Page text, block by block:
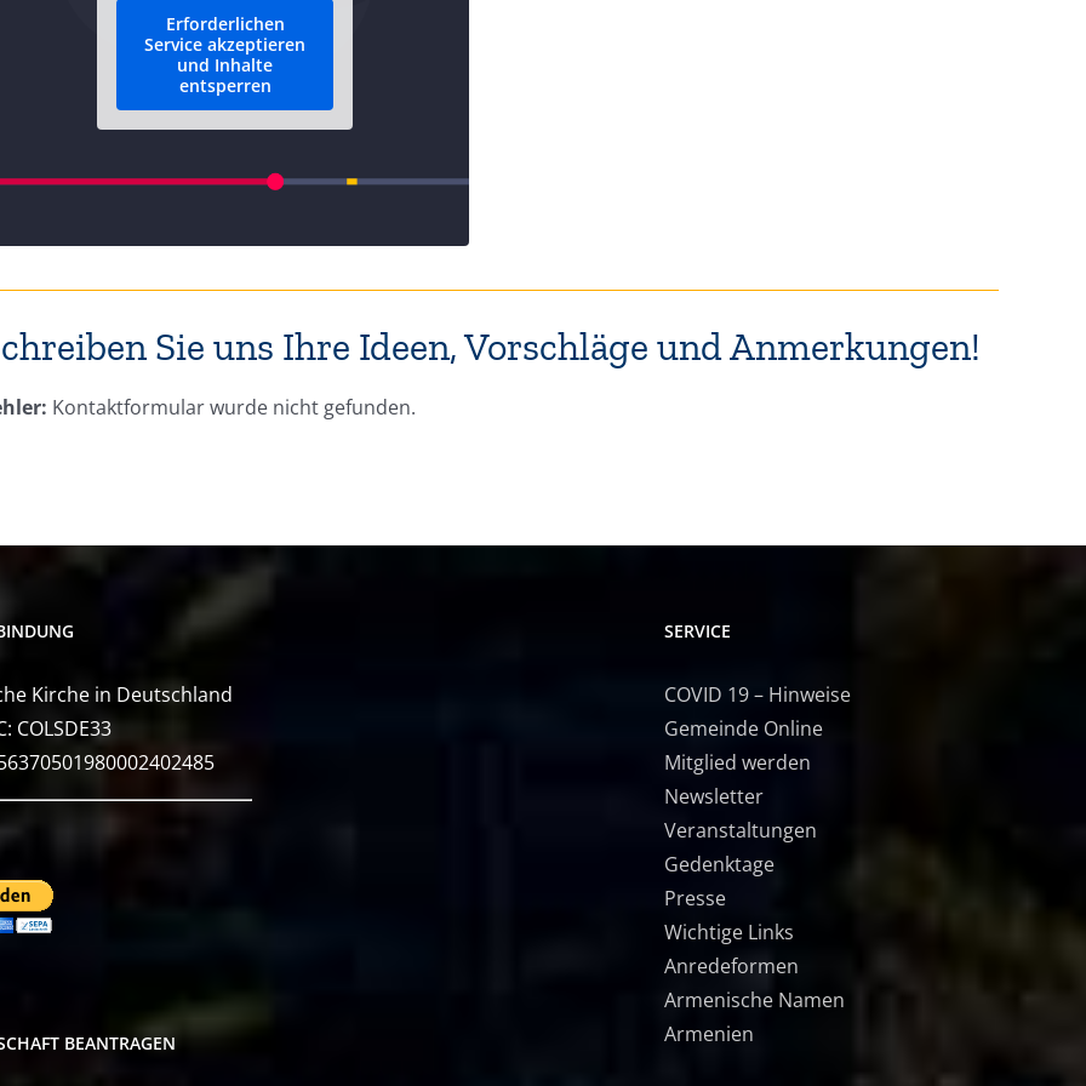
Erforderlichen
Service akzeptieren
und Inhalte
entsperren
Sie uns Ihre Ideen, Vorschläge und Anmerkungen!
Kontaktformular wurde nicht gefunden.
Kirche in Deutschland
COLSDE33
BEANTRAGEN
SERVICE
COVID 19 – Hinweise
Gemeinde Online
Mitglied werden
Newsletter
Veranstaltungen
Gedenktage
Presse
Wichtige Links
Anredeformen
Armenische Namen
Armenien